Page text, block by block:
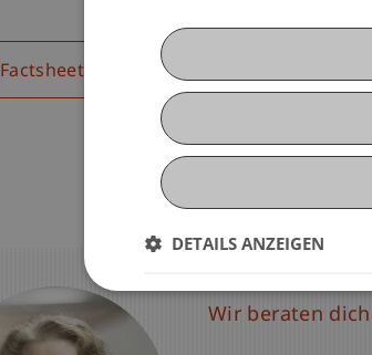
Factsheet Incomings
Wir beraten
DETAILS ANZEIGEN